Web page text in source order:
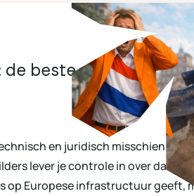
de beste optie voor
en juridisch misschien
lever je controle in over data,